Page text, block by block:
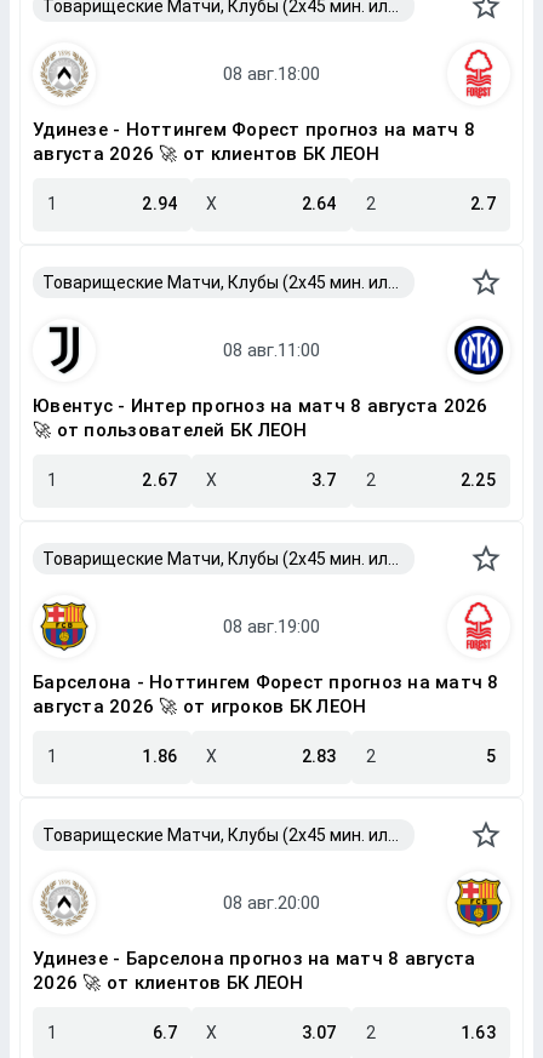
Удинезе - Ноттингем Форест прогноз на матч 8
августа 2026 🚀 от клиентов БК ЛЕОН
1 2.94 X 2.64 2 2.7
Ювентус - Интер прогноз на матч 8 августа 2026
🚀 от пользователей БК ЛЕОН
1 2.67 X 3.7 2 2.25
Барселона - Ноттингем Форест прогноз на матч 8
августа 2026 🚀 от игроков БК ЛЕОН
1 1.86 X 2.83 2 5
Удинезе - Барселона прогноз на матч 8 августа
2026 🚀 от клиентов БК ЛЕОН
1 6.7 X 3.07 2 1.63